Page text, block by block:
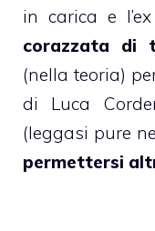
in carica e
corazzata di
(nella teoria)
di Luca
(leggasi pure
permettersi